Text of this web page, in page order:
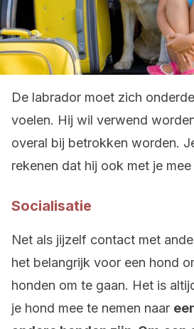
De labrador moet zich
voelen. Hij wil verwend
overal bij betrokken worden.
rekenen dat hij ook met je
Socialisatie
Net als jijzelf contact met
het belangrijk voor een hond
honden om te gaan. Het is
je hond mee te nemen naar